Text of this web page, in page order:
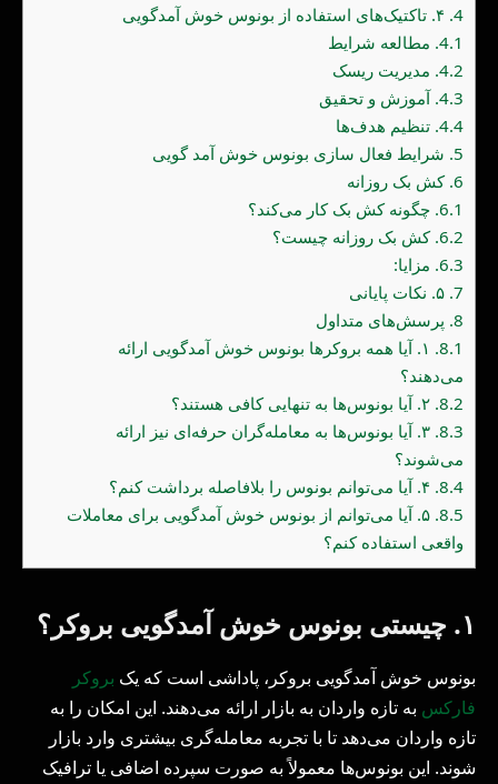
4.
4.1. مطالعه شرایط
4.2. مدیریت ریسک
4.3. آموزش و تحقیق
4.4. تنظیم هدف‌ها
5. شرایط فعال سازی بونوس خوش آمد گویی
6. کش بک روزانه
6.1. چگونه کش بک کار می‌کند؟
6.2. کش بک روزانه چیست؟
6.3. مزایا:
7.
8. پرسش‌های متداول
8.1.
۱. آیا همه بروکرها بونوس خوش آمدگویی ارائه
می‌دهند؟
8.2.
8.3.
۳. آیا بونوس‌ها به معامله‌گران حرفه‌ای نیز ارائه
می‌شوند؟
8.4.
8.5.
۵. آیا می‌توانم از بونوس خوش آمدگویی برای معاملات
واقعی استفاده کنم؟
۱. چیستی بونوس خوش آمدگویی بروکر؟
بونوس خوش آمدگویی بروکر، پاداشی است که یک بروکر
فارکس به تازه واردان به بازار ارائه می‌دهند. این امکان را به
تازه واردان می‌دهد تا با تجربه معامله‌گری بیشتری وارد بازار
شوند. این بونوس‌ها معمولاً به صورت سپرده اضافی یا ترافیک